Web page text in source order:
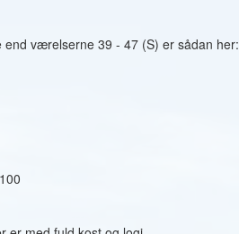
værelserne 39 - 47 (S) er sådan her: